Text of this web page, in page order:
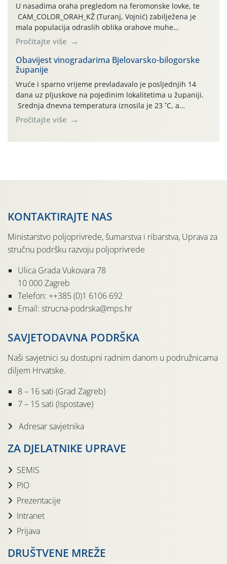
U nasadima oraha pregledom na feromonske lovke, te
CAM_COLOR_ORAH_KŽ (Turanj, Vojnić) zabilježena je
mala populacija odraslih oblika orahove muhe
(Rhagoletis completa). Niska brojnost može se objasniti
činjenicom da je riječ o mladim nasadima s vrlo malim
urodom, što je povezano i s manjim brojem prezimjelih
jedinki. U starijim nasadima, na žutim ljepljivim Rebell
pločama s […]
Pročitajte više
Obavijest vinogradarima Bjelovarsko-bilogorske
županije
Vruće i sparno vrijeme prevladavalo je posljednjih 14
dana uz pljuskove na pojedinim lokalitetima u županiji.
Srednja dnevna temperatura iznosila je 23 ˚C, a
maksimalne su posljednjih dana dosezale do 35 ˚C.
Simptome plamenjače vinove loze (Plasmoparas
Pročitajte više
KONTAKTIRAJTE NAS
Ministarstvo poljoprivrede, šumarstva i ribarstva, Uprava za
stručnu podršku razvoju poljoprivrede
Ulica Grada Vukovara 78
10 000 Zagreb
Telefon: ++385 (0)1 6106 692
Email: strucna-podrska@mps.hr
SAVJETODAVNA PODRŠKA
Naši savjetnici su dostupni radnim danom u podružnicama
diljem Hrvatske.
8 – 16 sati (Grad Zagreb)
7 – 15 sati (Ispostave)
Adresar savjetnika
ZA DJELATNIKE UPRAVE
SEMIS
PIO
Prezentacije
Intranet
Prijava
DRUŠTVENE MREŽE